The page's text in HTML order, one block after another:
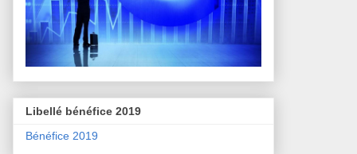
Libellé bénéfice 2019
Bénéfice 2019